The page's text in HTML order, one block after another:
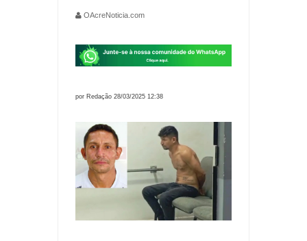
OAcreNoticia.com
por Redação 28/03/2025 12:38